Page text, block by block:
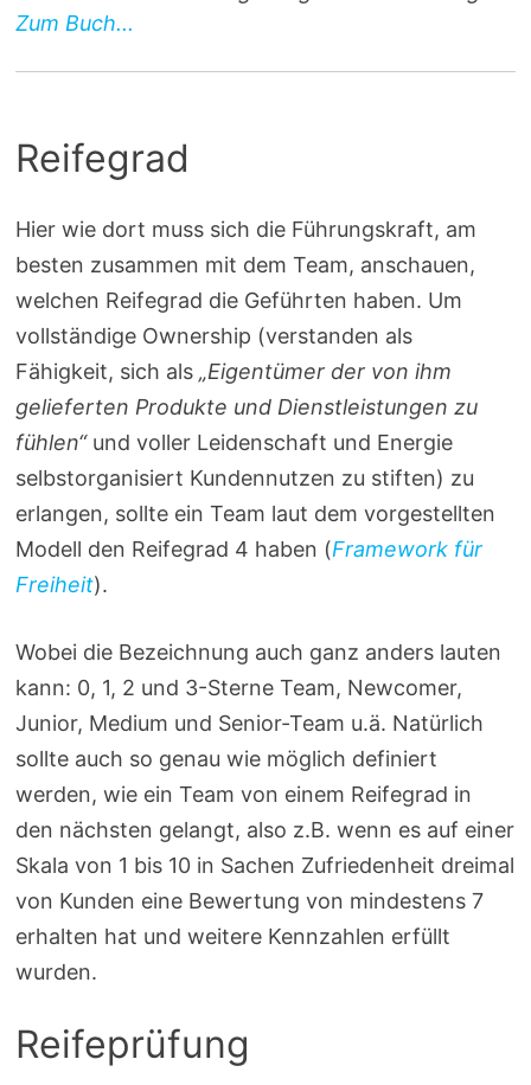
Zum Buch...
Reifegrad
Hier wie dort muss sich die Führungskraft, am
besten zusammen mit dem Team, anschauen,
welchen Reifegrad die Geführten haben. Um
vollständige Ownership (verstanden als
Fähigkeit, sich als„Eigentümer der von ihm
gelieferten Produkte und Dienstleistungen zu
fühlen“und voller Leidenschaft und Energie
selbstorganisiert Kundennutzen zu stiften) zu
erlangen, sollte ein Team laut dem vorgestellten
Modell den Reifegrad 4 haben (Framework für
Freiheit).
Wobei die Bezeichnung auch ganz anders lauten
kann: 0, 1, 2 und 3-Sterne Team, Newcomer,
Junior, Medium und Senior-Team u.ä. Natürlich
sollte auch so genau wie möglich definiert
werden, wie ein Team von einem Reifegrad in
den nächsten gelangt, also z.B. wenn es auf einer
Skala von 1 bis 10 in Sachen Zufriedenheit dreimal
von Kunden eine Bewertung von mindestens 7
erhalten hat und weitere Kennzahlen erfüllt
wurden.
Reifeprüfung